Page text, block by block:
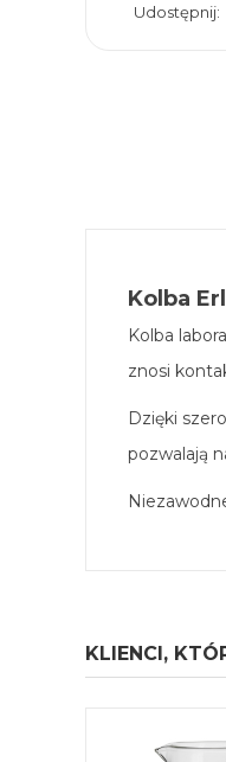
Udostępnij:
Kolba
Kolba
znosi
Dzięki
pozwalają
KLIENCI,